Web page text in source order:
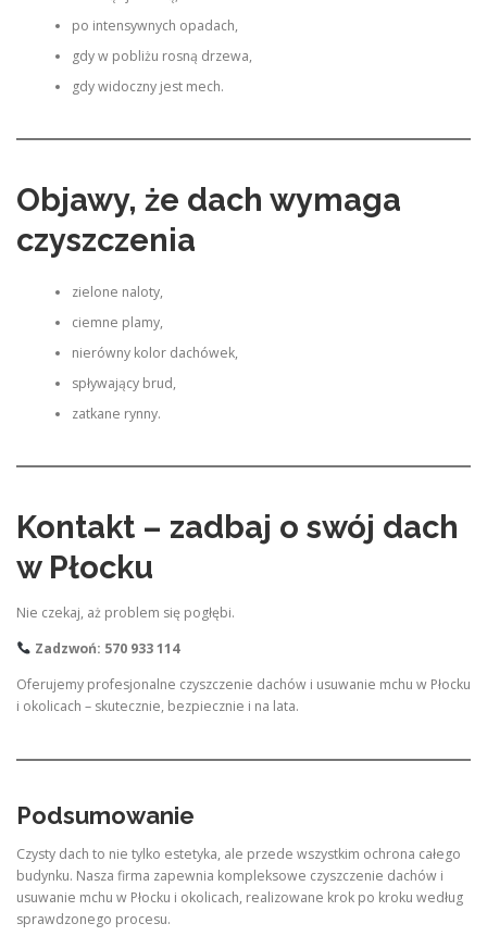
po intensywnych opadach,
gdy w pobliżu rosną drzewa,
gdy widoczny jest mech.
Objawy, że dach wymaga
czyszczenia
zielone naloty,
ciemne plamy,
nierówny kolor dachówek,
spływający brud,
zatkane rynny.
Kontakt – zadbaj o swój dach
w Płocku
Nie czekaj, aż problem się pogłębi.
Zadzwoń: 570 933 114
Oferujemy profesjonalne czyszczenie dachów i usuwanie mchu w Płocku
i okolicach – skutecznie, bezpiecznie i na lata.
Podsumowanie
Czysty dach to nie tylko estetyka, ale przede wszystkim ochrona całego
budynku. Nasza firma zapewnia kompleksowe czyszczenie dachów i
usuwanie mchu w Płocku i okolicach, realizowane krok po kroku według
sprawdzonego procesu.